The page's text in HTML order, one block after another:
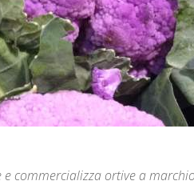
e commercializza ortive a